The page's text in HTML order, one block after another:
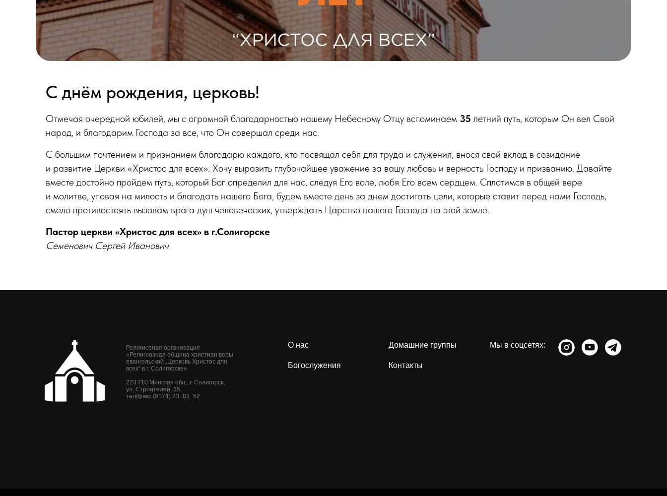
С днём рождения, церковь!
Отмечая очередной юбилей, мы с огромной благодарностью нашему Небесному Отцу вспоминаем 35 летний путь, которым Он вел Свой
народ, и благодарим Господа за все, что Он совершал среди нас.
С большим почтением и признанием благодарю каждого, кто посвящал себя для труда и служения, внося свой вклад в созидание
и развитие Церкви «Христос для всех». Хочу выразить глубочайшее уважение за вашу любовь и верность Господу и призванию. Давайте
вместе достойно пройдем путь, который Бог определил для нас, следуя Его воле, любя Его всем сердцем. Сплотимся в общей вере
и молитве, уповая на милость и благодать нашего Бога, будем вместе день за днем достигать цели, которые ставит перед нами Господь,
смело противостоять вызовам врага душ человеческих, утверждать Царство нашего Господа на этой земле.
Пастор церкви «Христос для всех» в г.Солигорске
Семенович Сергей Иванович
Мы в соцсетях:
О нас
Богослужения
Домашние группы
Контакты
Религиозная организация
«Религиозная община христиан веры
евангельской „Церковь Христос для
всех“ в г. Солигорске»
223 710 Минская обл., г. Солигорск,
ул. Строителей, 35,
тел/факс (0174) 23−83−52